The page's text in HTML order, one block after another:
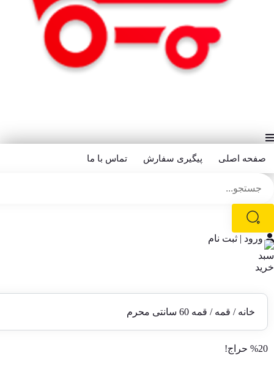
صفحه اصلی پیگیری سفارش تماس با ما
ورود | ثبت نام
خانه / قمه / قمه 60 سانتی محرم
%20 حراج!